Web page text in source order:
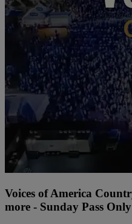
Voices of America
more - Sunday Pass Only